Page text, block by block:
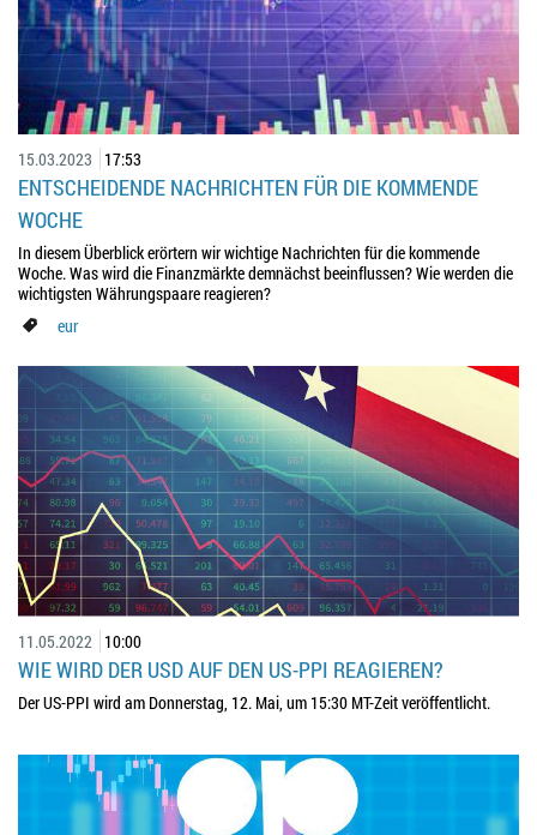
15.03.2023 17:53
ENTSCHEIDENDE NACHRICHTEN FÜR DIE KOMMENDE
WOCHE
In diesem Überblick erörtern wir wichtige Nachrichten für die kommende
Woche. Was wird die Finanzmärkte demnächst beeinflussen? Wie werden die
wichtigsten Währungspaare reagieren?
eur
11.05.2022 10:00
WIE WIRD DER USD AUF DEN US-PPI REAGIEREN?
Der US-PPI wird am Donnerstag, 12. Mai, um 15:30 MT-Zeit veröffentlicht.